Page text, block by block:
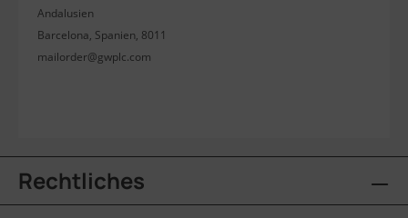
Andalusien
Barcelona, Spanien, 8011
mailorder@gwplc.com
Rechtliches